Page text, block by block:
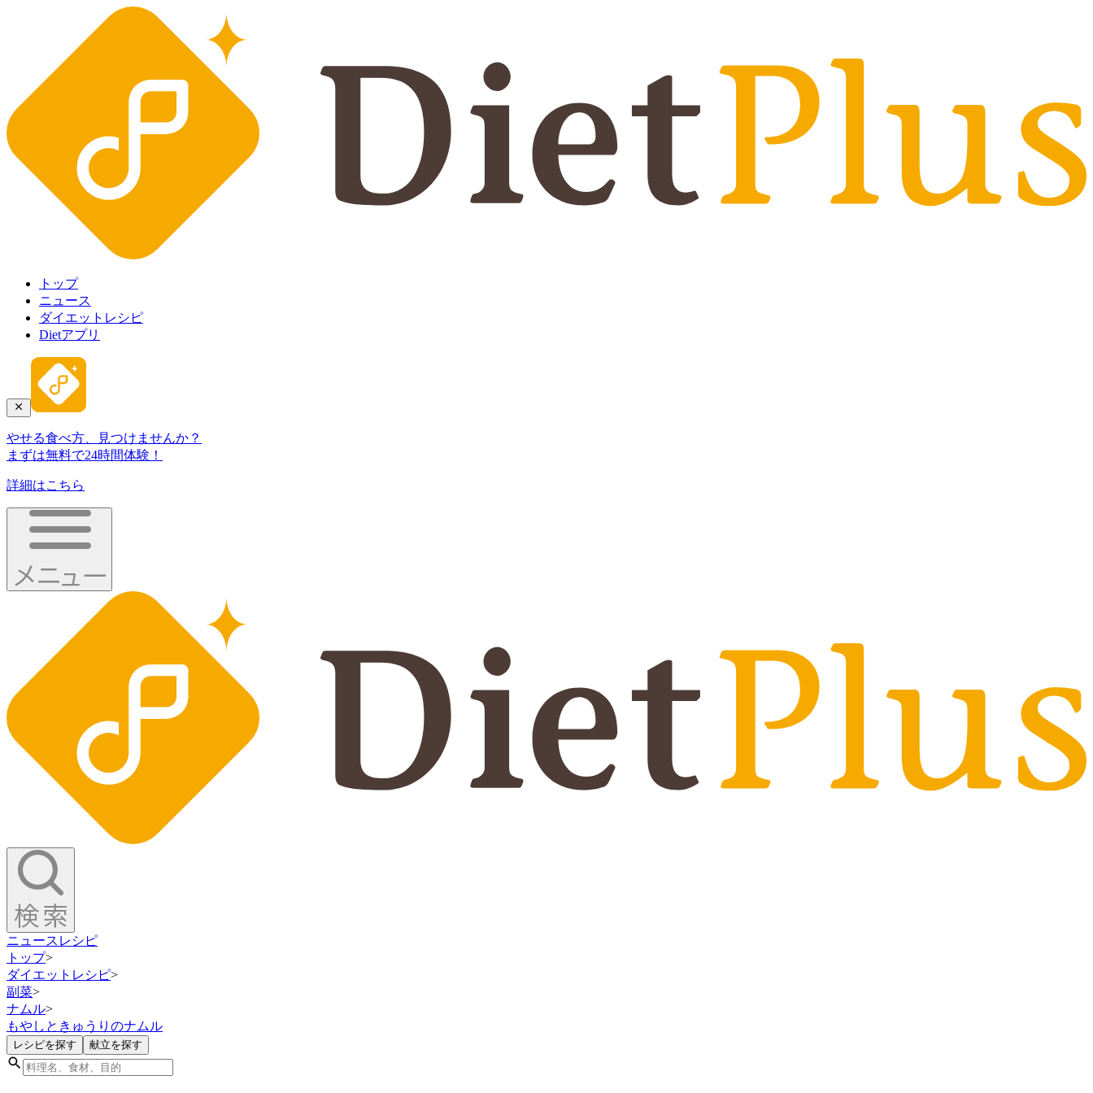
トップ
ニュース
ダイエットレシピ
Dietアプリ
やせる食べ方、見つけませんか？
まずは無料で24時間体験！
詳細はこちら
ニュース レシピ
トップ>
ダイエットレシピ>
副菜>
ナムル>
もやしときゅうりのナムル
レシピを探す 献立を探す